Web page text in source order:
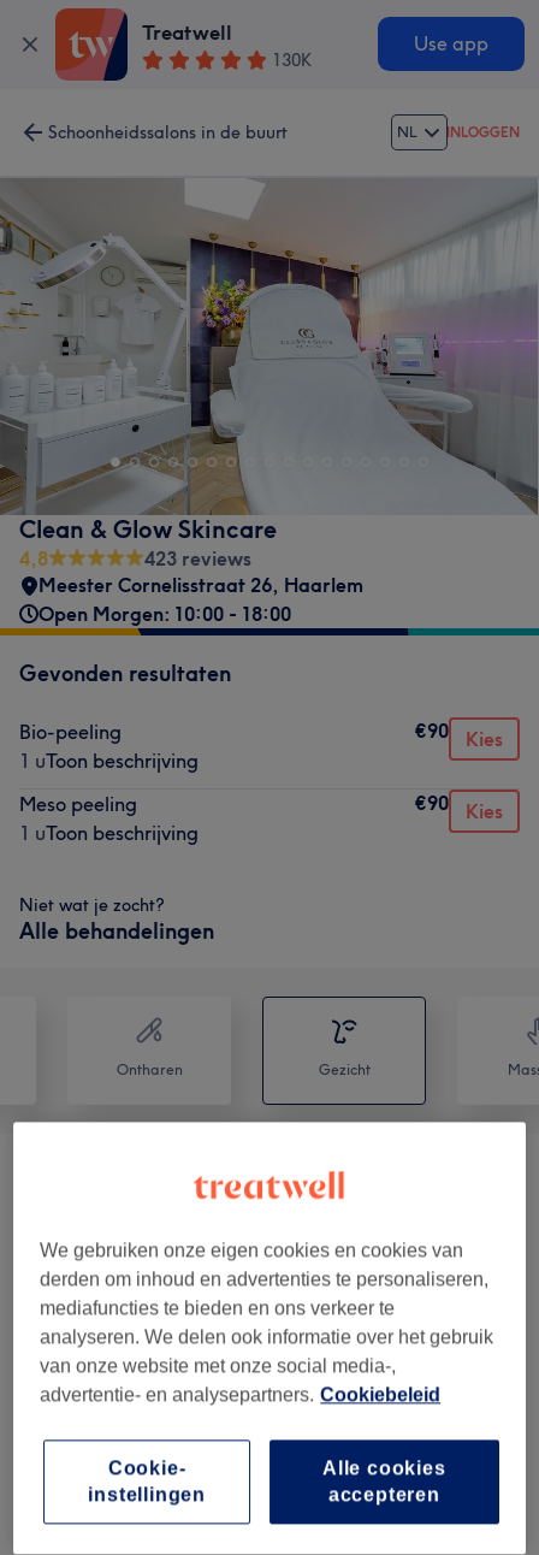
Treatwell
130K
Use app
Schoonheidssalons in de buurt NL INLOGGEN
Clean & Glow Skincare
4,8
423 reviews
Meester Cornelisstraat 26, Haarlem
Open Morgen: 10:00 - 18:00
Gevonden resultaten
Bio-peeling
1 uToon beschrijving
€90 Kies
Meso peeling
1 uToon beschrijving
€90 Kies
Niet wat je zocht?
Alle behandelingen
Ontharen Gezicht
Gezichtsbehandelingen (8)
Huidverbetering (4) vanaf €90
Wimpers & Wenkbrauwen (5)
Reviews
4,8 423 reviews
We gebruiken onze eigen cookies en cookies van
derden om inhoud en advertenties te personaliseren,
mediafuncties te bieden en ons verkeer te
analyseren. We delen ook informatie over het gebruik
van onze website met onze social media-,
advertentie- en analysepartners. Cookiebeleid
Alle cookies
accepteren
Cookie-
instellingen